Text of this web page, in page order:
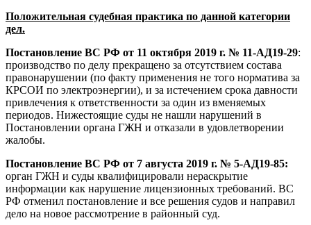
Положительная судебная практика по данной категории
дел.
Постановление ВС РФ от 11 октября 2019 г. № 11-АД19-29:
производство по делу прекращено за отсутствием состава
правонарушении (по факту применения не того норматива за
КРСОИ по электроэнергии), и за истечением срока давности
привлечения к ответственности за один из вменяемых
периодов. Нижестоящие суды не нашли нарушений в
Постановлении органа ГЖН и отказали в удовлетворении
жалобы.
Постановление ВС РФ от 7 августа 2019 г. № 5-АД19-85:
орган ГЖН и суды квалифицировали нераскрытие
информации как нарушение лицензионных требований. ВС
РФ отменил постановление и все решения судов и направил
дело на новое рассмотрение в районный суд.